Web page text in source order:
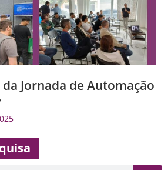
Jornada de Automação